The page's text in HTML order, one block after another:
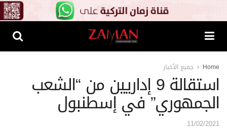
Home جميع الأخبار
استقالة 9 إداريين من “الشعب
الجمهوري” في إسطنبول
11/02/2021